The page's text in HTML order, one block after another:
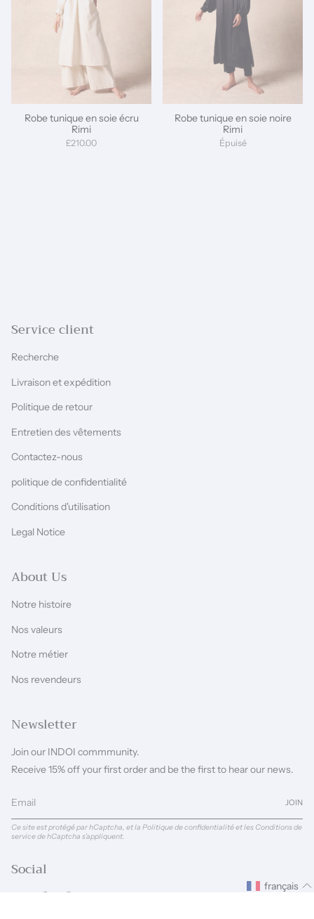
Robe tunique en soie écru
Rimi
£210.00
Robe tunique en soie noire
Rimi
Épuisé
Service client
Recherche
Livraison et expédition
Politique de retour
Entretien des vêtements
Contactez-nous
politique de confidentialité
Conditions d'utilisation
Legal Notice
About Us
Notre histoire
Nos valeurs
Notre métier
Nos revendeurs
Newsletter
Join our INDOI commmunity.
Receive 15% off your first order and be the first to hear our news.
JOIN
Ce site est protégé par hCaptcha, et la Politique de confidentialitéet les Conditions de
servicede hCaptcha s’appliquent.
Social
InstagramFacebook
français